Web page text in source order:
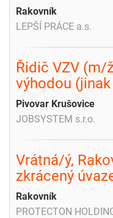
Rakovník
LEPŠÍ PRÁCE a.s.
Řidič VZV (m/
výhodou
Pivovar Krušovice
JOBSYSTEM s.r.o.
Vrátná/ý,
zkrácený
Rakovník
PROTECTON